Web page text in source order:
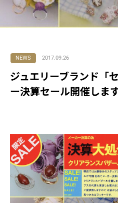
NEWS 2017.09.26
ジュエリーブランド「
ー決算セール開催しま